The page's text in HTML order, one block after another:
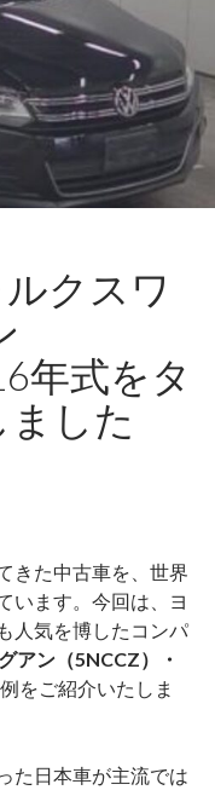
ルクスワ
年式をタ
した
きた中古車を、世界
います。今回は、ヨ
人気を博したコンパ
アン（5NCCZ）・
をご紹介いたしま
た日本車が主流では